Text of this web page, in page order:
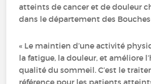
atteints de cancer et de douleur
dans le département des
« Le maintien d’une activité
la fatigue, la douleur, et améliore
qualité du sommeil. C’est le
référence pour les patients